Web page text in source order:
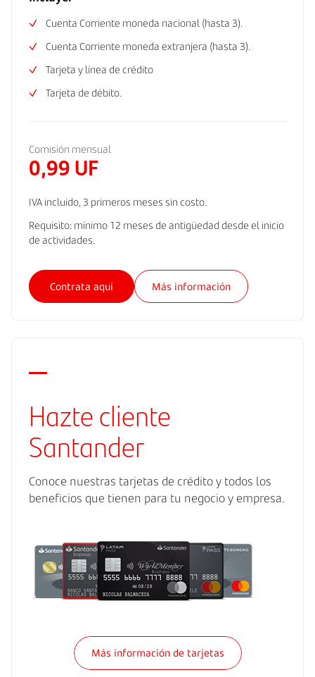
Cuenta Corriente moneda nacional (hasta 3).
Cuenta Corriente moneda extranjera (hasta 3).
Tarjeta y línea de crédito
Tarjeta de débito.
Comisión mensual
0,99 UF
IVA incluido, 3 primeros meses sin costo.
Requisito: mínimo 12 meses de antigüedad desde el inicio
de actividades.
Contrata aquí Más información
Hazte cliente
Santander
Conoce nuestras tarjetas de crédito y todos los
beneficios que tienen para tu negocio y empresa.
Más información de tarjetas